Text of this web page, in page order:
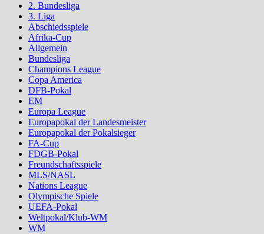
2. Bundesliga
3. Liga
Abschiedsspiele
Afrika-Cup
Allgemein
Bundesliga
Champions League
Copa America
DFB-Pokal
EM
Europa League
Europapokal der Landesmeister
Europapokal der Pokalsieger
FA-Cup
FDGB-Pokal
Freundschaftsspiele
MLS/NASL
Nations League
Olympische Spiele
UEFA-Pokal
Weltpokal/Klub-WM
WM